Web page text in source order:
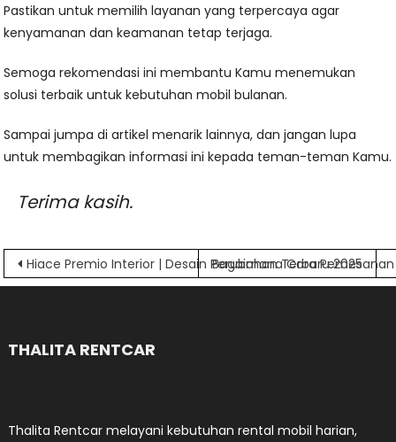
Pastikan untuk memilih layanan yang terpercaya agar
kenyamanan dan keamanan tetap terjaga.
Semoga rekomendasi ini membantu Kamu menemukan
solusi terbaik untuk kebutuhan mobil bulanan.
Sampai jumpa di artikel menarik lainnya, dan jangan lupa
untuk membagikan informasi ini kepada teman-teman Kamu.
Terima kasih.
Navigasi
Hiace Premio Interior | Desain Perubahan Terbaru 2025
Bagaimana Cara
THALITA RENTCAR
Thalita Rentcar melayani kebutuhan rental mobil harian,